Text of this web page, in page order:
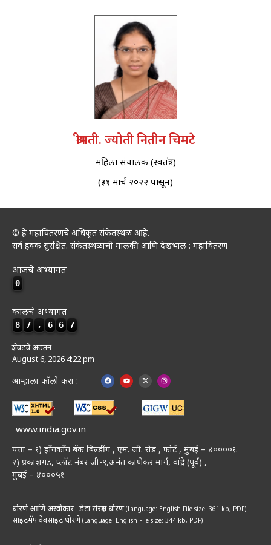
श्रीमती. ज्योती नितीन चिमटे
महिला संचालक (स्वतंत्र)
(३१ मार्च २०२२ पासून)
© हे महावितरणचे अधिकृत संकेतस्थळ आहे.
सर्व हक्क सुरक्षित. संकेतस्थळाची मालकी आणि देखभाल : महावितरण
आजचे अभ्यागत
0
कालचे अभ्यागत
8 7 , 6 6 7
शेवटचे अद्यतन
August 6, 2026 4:22 pm
आम्हाला फॉलो करा :
www.india.gov.in
पत्ता – १) हॉंगकॉंग बँक बिल्डींग , एम. जी. रोड , फोर्ट , मुंबई – ४००००१.
२) प्रकाशगड, प्लॉट नंबर जी-९,अनंत काणेकर मार्ग, वांद्रे (पूर्व) ,
मुंबई – ४०००५१
धोरणे आणि अस्वीकार डेटा संरक्षण धोरण(Language: English File size: 361 kb, PDF)
साइटमॅपवेबसाइट धोरणे(Language: English File size: 344 kb, PDF)